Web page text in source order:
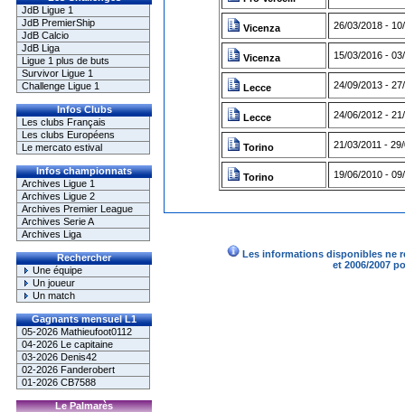
JdB Ligue 1
JdB PremierShip
JdB Calcio
JdB Liga
Ligue 1 plus de buts
Survivor Ligue 1
Challenge Ligue 1
Infos Clubs
Les clubs Français
Les clubs Européens
Le mercato estival
Infos championnats
Archives Ligue 1
Archives Ligue 2
Archives Premier League
Archives Serie A
Archives Liga
Rechercher
Une équipe
Un joueur
Un match
Gagnants mensuel L1
05-2026 Mathieufoot0112
04-2026 Le capitaine
03-2026 Denis42
02-2026 Fanderobert
01-2026 CB7588
Le Palmarès
Vicenza 26/03/2018 -
Vicenza 15/03/2016 -
Lecce 24/09/2013 -
Lecce 24/06/2012 -
Torino 21/03/2011 -
Torino 19/06/2010 -
Les informations disponibles ne
et 2006/2007